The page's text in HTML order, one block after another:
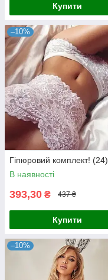
Купити
–10%
Гіпюровий комплект! (24)
В наявності
393,30 ₴ 437 ₴
Купити
–10%